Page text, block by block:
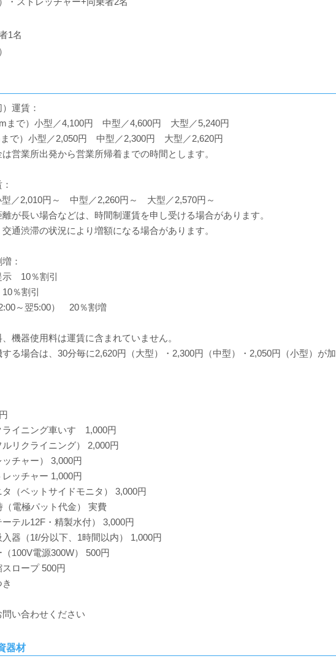
1名
運賃：
まで）小型／4,100円 中型／4,600円 大型／5,240円
で）小型／2,050円 中型／2,300円 大型／2,620円
営業所出発から営業所帰着までの時間とします。
／2,010円～ 中型／2,260円～ 大型／2,570円～
が長い場合などは、時間制運賃を申し受ける場合があります。
通渋滞の状況により増額になる場合があります。
：
示 10％割引
％割引
～翌5:00） 20％割増
機器使用料は運賃に含まれていません。
する場合は、30分毎に2,620円（大型）・2,300円（中型）・2,050円（小型）が加
ライニング車いす 1,000円
リクライニング） 2,000円
チャー） 3,000円
ッチャー 1,000円
（ベットサイドモニタ） 3,000円
（電極パット代金） 実費
テル12F・精製水付） 3,000円
器（1ℓ/分以下、1時間以内） 1,000円
100V電源300W） 500円
ロープ 500円
い合わせください
器材